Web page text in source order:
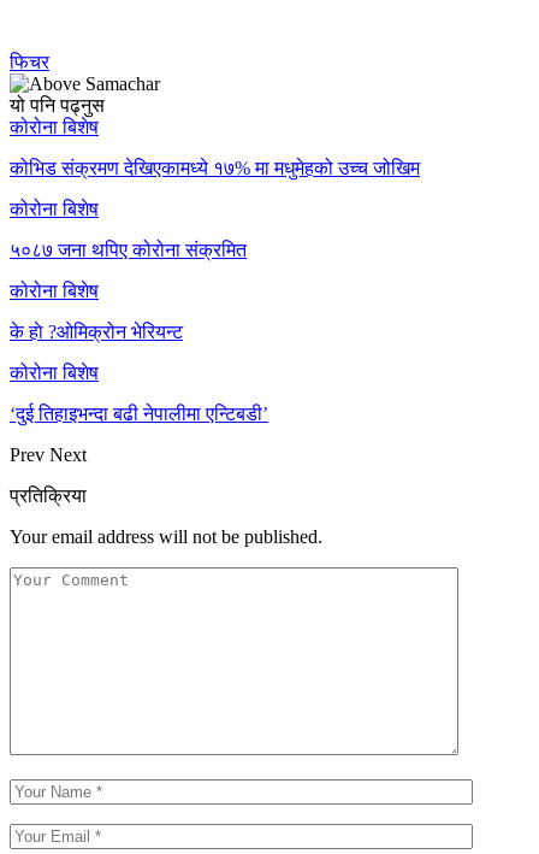
फिचर
यो पनि पढ्नुस
कोरोना बिशेष
कोभिड संक्रमण देखिएकामध्ये १७% मा मधुमेहको उच्च जोखिम
कोरोना बिशेष
५०८७ जना थपिए कोरोना संक्रमित
कोरोना बिशेष
के हाे ?ओमिक्रोन भेरियन्ट
कोरोना बिशेष
‘दुई तिहाइभन्दा बढी नेपालीमा एन्टिबडी’
Prev Next
प्रतिक्रिया
Your email address will not be published.